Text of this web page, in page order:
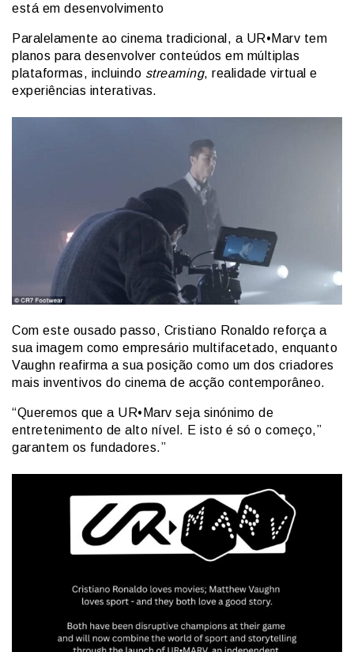
está em desenvolvimento
Paralelamente ao cinema tradicional, a UR•Marv tem
planos para desenvolver conteúdos em múltiplas
plataformas, incluindo streaming, realidade virtual e
experiências interativas.
Com este ousado passo, Cristiano Ronaldo reforça a
sua imagem como empresário multifacetado, enquanto
Vaughn reafirma a sua posição como um dos criadores
mais inventivos do cinema de acção contemporâneo.
“Queremos que a UR•Marv seja sinónimo de
entretenimento de alto nível. E isto é só o começo,”
garantem os fundadores.”